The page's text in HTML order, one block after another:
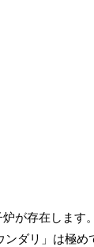
が存在します
ダリ」は極め